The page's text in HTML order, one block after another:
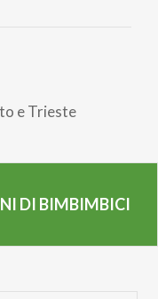
e Trieste
DI BIMBIMBICI